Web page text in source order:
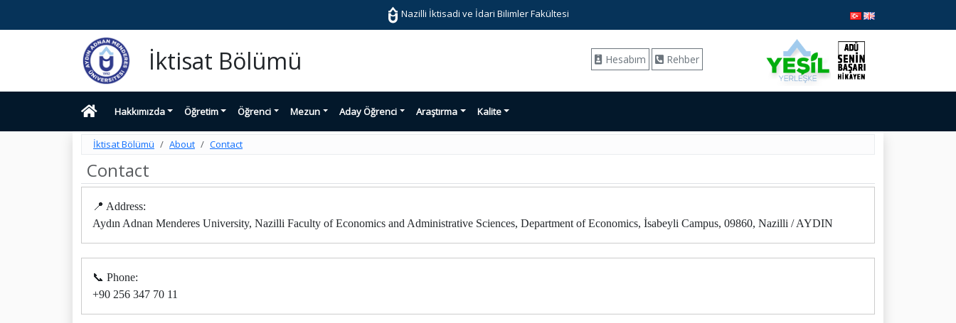
Nazilli İktisadi ve İdari Bilimler Fakültesi
İktisat Bölümü Hesabım Rehber
Hakkımızda Öğretim Öğrenci Mezun Aday Öğrenci Araştırma Kalite
İktisat Bölümü About Contact
Contact
📍 Address:
Aydın Adnan Menderes University, Nazilli Faculty of Economics and Administrative Sciences, Department of Economics, İsabeyli Campus, 09860, Nazilli / AYDIN
📞 Phone:
+90 256 347 70 11